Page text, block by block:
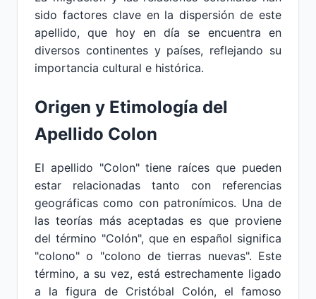
sido factores clave en la dispersión de este
apellido, que hoy en día se encuentra en
diversos continentes y países, reflejando su
importancia cultural e histórica.
Origen y Etimología del
Apellido Colon
El apellido "Colon" tiene raíces que pueden
estar relacionadas tanto con referencias
geográficas como con patronímicos. Una de
las teorías más aceptadas es que proviene
del término "Colón", que en español significa
"colono" o "colono de tierras nuevas". Este
término, a su vez, está estrechamente ligado
a la figura de Cristóbal Colón, el famoso